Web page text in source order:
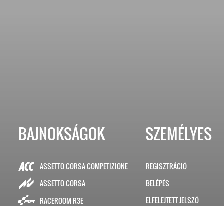
BAJNOKSÁGOK
ASSETTO CORSA COMPETIZIONE
ASSETTO CORSA
RACEROOM R3E
SZEMÉLYES
REGISZTRÁCIÓ
BELÉPÉS
ELFELEJTETT JELSZÓ